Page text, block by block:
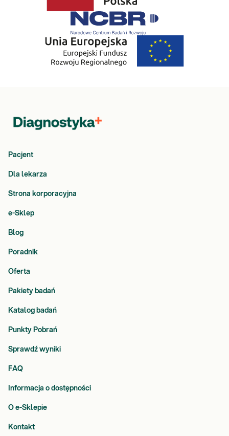
Pacjent
Dla lekarza
Strona korporacyjna
e-Sklep
Blog
Poradnik
Oferta
Pakiety badań
Katalog badań
Punkty Pobrań
Sprawdź wyniki
FAQ
Informacja o dostępności
O e-Sklepie
Kontakt